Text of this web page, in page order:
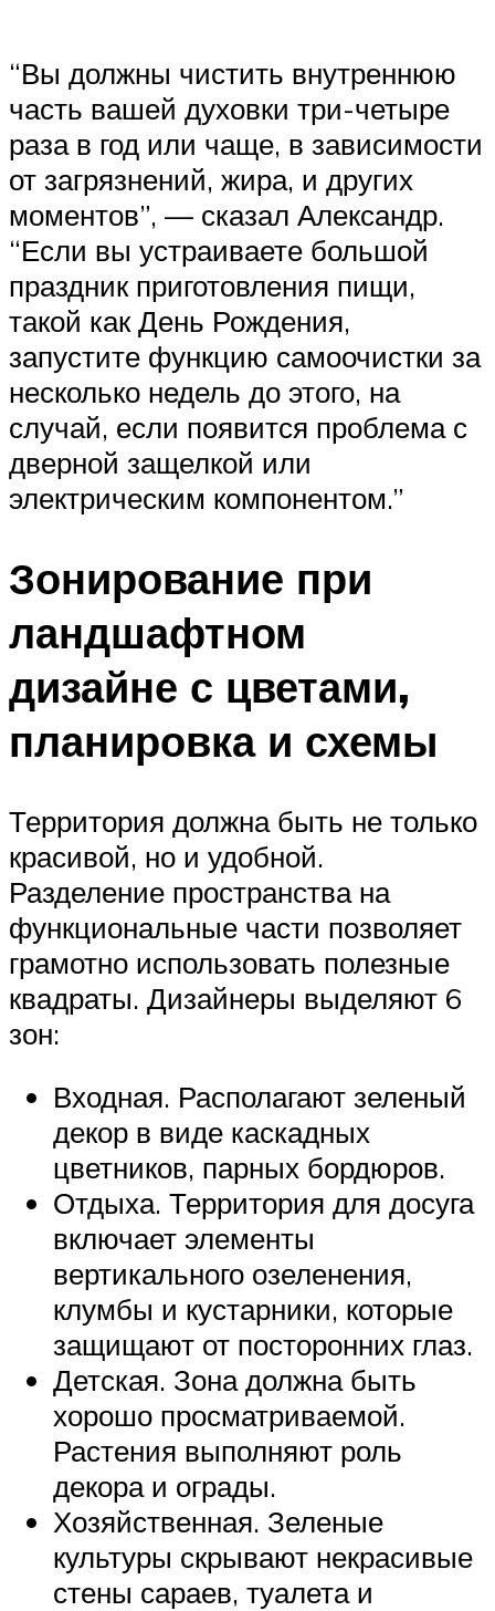
“Вы должны чистить внутреннюю
часть вашей духовки три-четыре
раза в год или чаще, в зависимости
от загрязнений, жира, и других
моментов”, — сказал Александр.
“Если вы устраиваете большой
праздник приготовления пищи,
такой как День Рождения,
запустите функцию самоочистки за
несколько недель до этого, на
случай, если появится проблема с
дверной защелкой или
электрическим компонентом.”
Зонирование при
ландшафтном
дизайне с цветами,
планировка и схемы
Территория должна быть не только
красивой, но и удобной.
Разделение пространства на
функциональные части позволяет
грамотно использовать полезные
квадраты. Дизайнеры выделяют 6
зон:
Входная. Располагают зеленый
декор в виде каскадных
цветников, парных бордюров.
Отдыха. Территория для досуга
включает элементы
вертикального озеленения,
клумбы и кустарники, которые
защищают от посторонних глаз.
Детская. Зона должна быть
хорошо просматриваемой.
Растения выполняют роль
декора и ограды.
Хозяйственная. Зеленые
культуры скрывают некрасивые
стены сараев, туалета и